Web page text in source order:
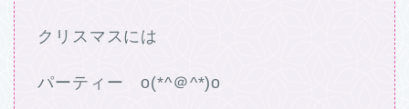
クリスマスには
パーティー o(*^＠^*)o